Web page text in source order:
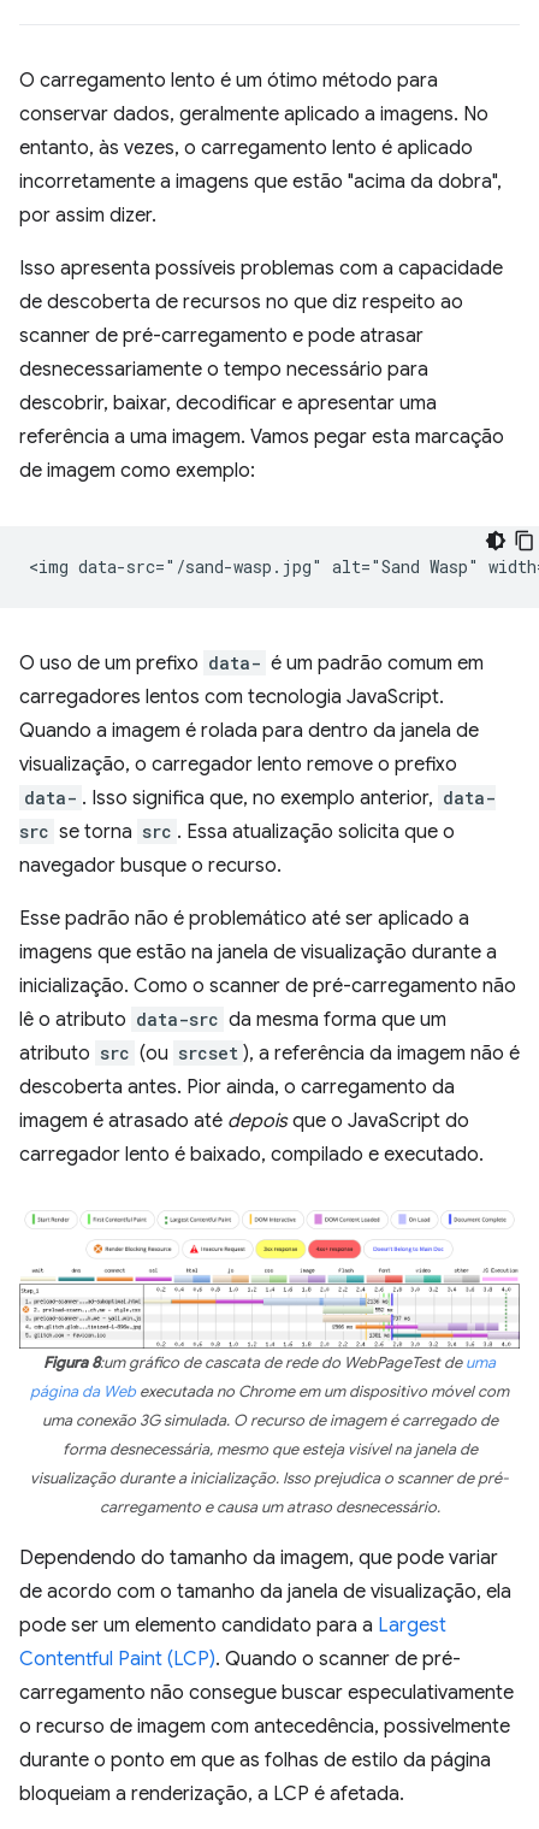
O carregamento lento é um ótimo método para
conservar dados, geralmente aplicado a imagens. No
entanto, às vezes, o carregamento lento é aplicado
incorretamente a imagens que estão "acima da dobra",
por assim dizer.
Isso apresenta possíveis problemas com a capacidade
de descoberta de recursos no que diz respeito ao
scanner de pré-carregamento e pode atrasar
desnecessariamente o tempo necessário para
descobrir, baixar, decodificar e apresentar uma
referência a uma imagem. Vamos pegar esta marcação
de imagem como exemplo:
O uso de um prefixo data- é um padrão comum em
carregadores lentos com tecnologia JavaScript.
Quando a imagem é rolada para dentro da janela de
visualização, o carregador lento remove o prefixo
data- . Isso significa que, no exemplo anterior, data-
src se torna src . Essa atualização solicita que o
navegador busque o recurso.
Esse padrão não é problemático até ser aplicado a
imagens que estão na janela de visualização durante a
inicialização. Como o scanner de pré-carregamento não
lê o atributo data-src da mesma forma que um
atributo src (ou srcset ), a referência da imagem não é
descoberta antes. Pior ainda, o carregamento da
imagem é atrasado até depoisque o JavaScript do
carregador lento é baixado, compilado e executado.
Figura 8:um gráfico de cascata de rede do WebPageTest deuma
página da Webexecutada no Chrome em um dispositivo móvel com
uma conexão 3G simulada. O recurso de imagem é carregado de
forma desnecessária, mesmo que esteja visível na janela de
visualização durante a inicialização. Isso prejudica o scanner de pré-
carregamento e causa um atraso desnecessário.
Dependendo do tamanho da imagem, que pode variar
de acordo com o tamanho da janela de visualização, ela
pode ser um elemento candidato para a Largest
Contentful Paint (LCP). Quando o scanner de pré-
carregamento não consegue buscar especulativamente
o recurso de imagem com antecedência, possivelmente
durante o ponto em que as folhas de estilo da página
bloqueiam a renderização, a LCP é afetada.